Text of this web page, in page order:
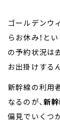
ゴールデンウ
らお休み！と
の予約状況は
お出掛けする
新幹線の利用
なるのが、新
偏見でいくつ